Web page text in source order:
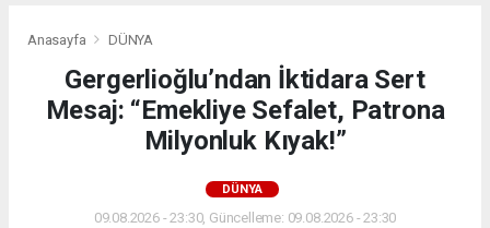
Anasayfa DÜNYA
Gergerlioğlu’ndan İktidara Sert
Mesaj: “Emekliye Sefalet, Patrona
Milyonluk Kıyak!”
DÜNYA
09.08.2026 - 23:30, Güncelleme: 09.08.2026 - 23:30